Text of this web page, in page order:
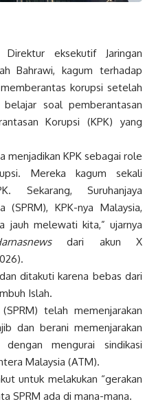
eksekutif Jaringan
Bahrawi, kagum terhadap
korupsi setelah
soal pemberantasan
Korupsi (KPK) yang
menjadikan KPK sebagai role
Mereka kagum sekali
Sekarang, Suruhanjaya
(SPRM), KPK-nya Malaysia,
jauh melewati kita,” ujarnya
dari akun X
ditakuti karena bebas dari
Islah.
telah memenjarakan
dan berani memenjarakan
mengurai sindikasi
Malaysia (ATM).
untuk melakukan “gerakan
SPRM ada di mana-mana.